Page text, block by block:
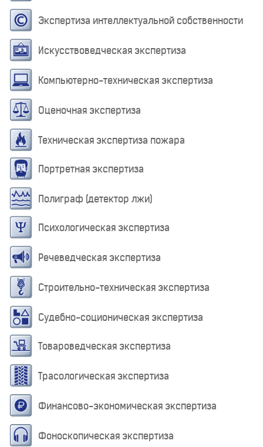
Экспертиза интеллектуальной собственности
Искусствоведческая экспертиза
Компьютерно-техническая экспертиза
Оценочная экспертиза
Техническая экспертиза пожара
Портретная экспертиза
Полиграф (детектор лжи)
Психологическая экспертиза
Речеведческая экспертиза
Строительно-техническая экспертиза
Судебно-соционическая экспертиза
Товароведческая экспертиза
Трасологическая экспертиза
Финансово-экономическая экспертиза
Фоноскопическая экспертиза